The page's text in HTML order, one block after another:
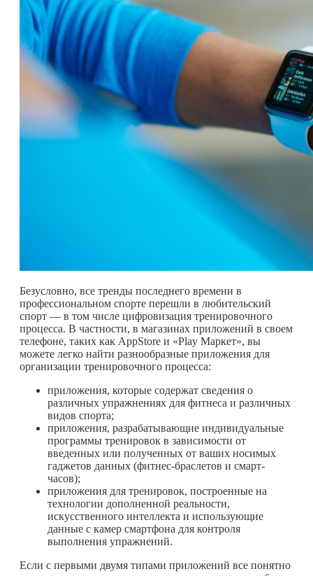
Безусловно, все тренды последнего времени в
профессиональном спорте перешли в любительский
спорт — в том числе цифровизация тренировочного
процесса. В частности, в магазинах приложений в своем
телефоне, таких как AppStore и «Play Маркет», вы
можете легко найти разнообразные приложения для
организации тренировочного процесса:
приложения, которые содержат сведения о
различных упражнениях для фитнеса и различных
видов спорта;
приложения, разрабатывающие индивидуальные
программы тренировок в зависимости от
введенных или полученных от ваших носимых
гаджетов данных (фитнес-браслетов и смарт-
часов);
приложения для тренировок, построенные на
технологии дополненной реальности,
искусственного интеллекта и использующие
данные с камер смартфона для контроля
выполнения упражнений.
Если с первыми двумя типами приложений все понятно